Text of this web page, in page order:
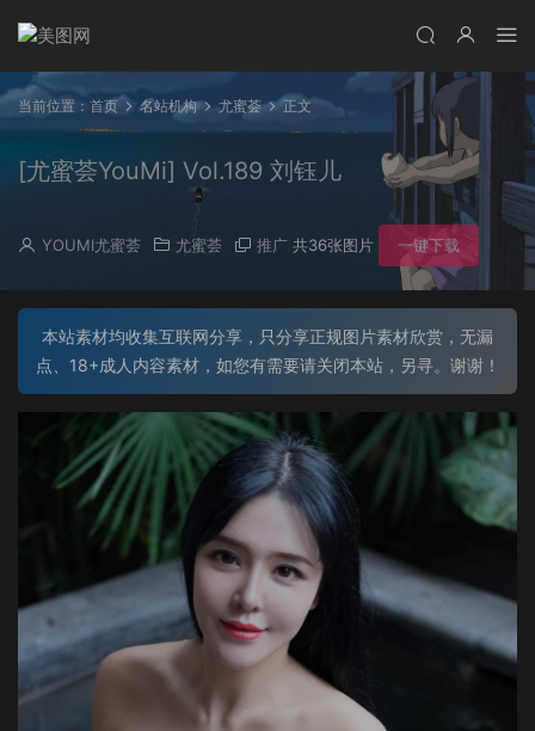
当前位置： 首页 名站机构 尤蜜荟 正文
[尤蜜荟YouMi] Vol.189 刘钰儿
YOUMI尤蜜荟 尤蜜荟 推广 共36张图片 一键下载
本站素材均收集互联网分享，只分享正规图片素材欣赏，无漏
点、18+成人内容素材，如您有需要请关闭本站，另寻。谢谢！